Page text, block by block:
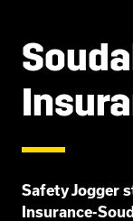
Safety Jogger
Insurance-